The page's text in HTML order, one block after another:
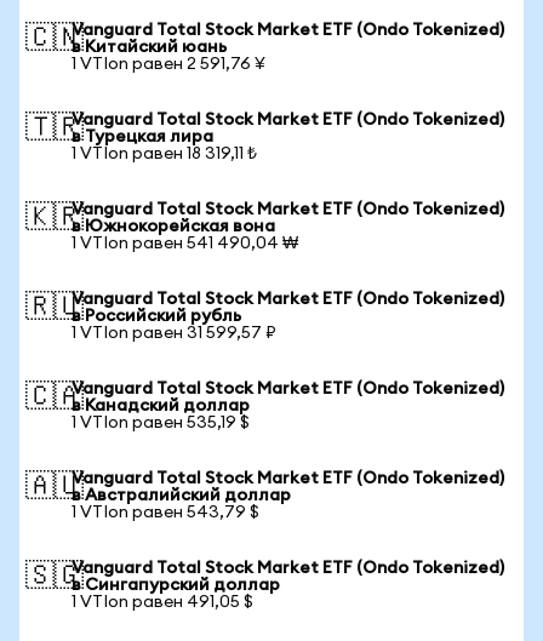
🇨🇳Vanguard Total Stock Market ETF (Ondo Tokenized)
в Китайский юань
1 VTIon равен 2 591,76 ¥
🇹🇷Vanguard Total Stock Market ETF (Ondo Tokenized)
в Турецкая лира
1 VTIon равен 18 319,11 ₺
🇰🇷Vanguard Total Stock Market ETF (Ondo Tokenized)
в Южнокорейская вона
1 VTIon равен 541 490,04 ₩
🇷🇺Vanguard Total Stock Market ETF (Ondo Tokenized)
в Российский рубль
1 VTIon равен 31 599,57 ₽
🇨🇦Vanguard Total Stock Market ETF (Ondo Tokenized)
в Канадский доллар
1 VTIon равен 535,19 $
🇦🇺Vanguard Total Stock Market ETF (Ondo Tokenized)
в Австралийский доллар
1 VTIon равен 543,79 $
🇸🇬Vanguard Total Stock Market ETF (Ondo Tokenized)
в Сингапурский доллар
1 VTIon равен 491,05 $